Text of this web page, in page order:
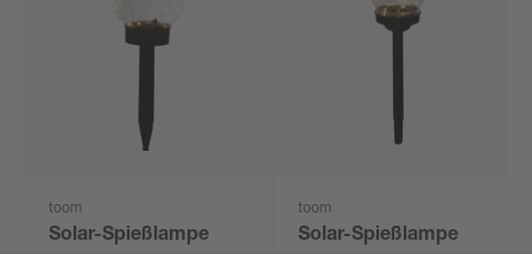
toom
Solar-Spießlampe
toom
Solar-Spießlampe